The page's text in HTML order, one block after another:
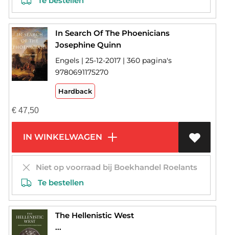
In Search Of The Phoenicians
Josephine Quinn
Engels | 25-12-2017 | 360 pagina's
9780691175270
Hardback
€47,50
IN WINKELWAGEN
Niet op voorraad bij Boekhandel Roelants
Te bestellen
The Hellenistic West
...